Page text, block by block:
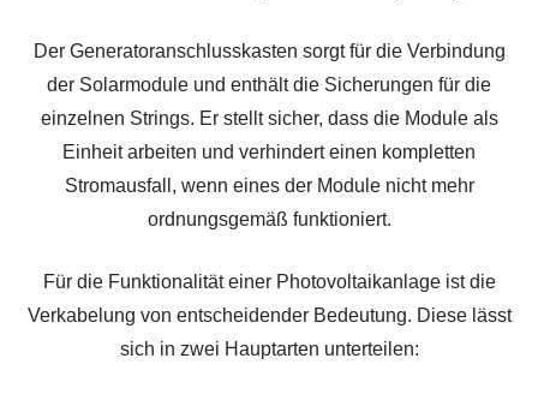
Der Generatoranschlusskasten sorgt für die Verbindung
der Solarmodule und enthält die Sicherungen für die
einzelnen Strings. Er stellt sicher, dass die Module als
Einheit arbeiten und verhindert einen kompletten
Stromausfall, wenn eines der Module nicht mehr
ordnungsgemäß funktioniert.
Für die Funktionalität einer Photovoltaikanlage ist die
Verkabelung von entscheidender Bedeutung. Diese lässt
sich in zwei Hauptarten unterteilen: